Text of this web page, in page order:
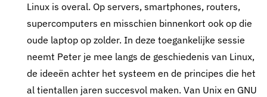
Linux is overal. Op servers, smartphones, routers,
supercomputers en misschien binnenkort ook op die
oude laptop op zolder. In deze toegankelijke sessie
neemt Peter je mee langs de geschiedenis van Linux,
de ideeën achter het systeem en de principes die het
al tientallen jaren succesvol maken. Van Unix en GNU